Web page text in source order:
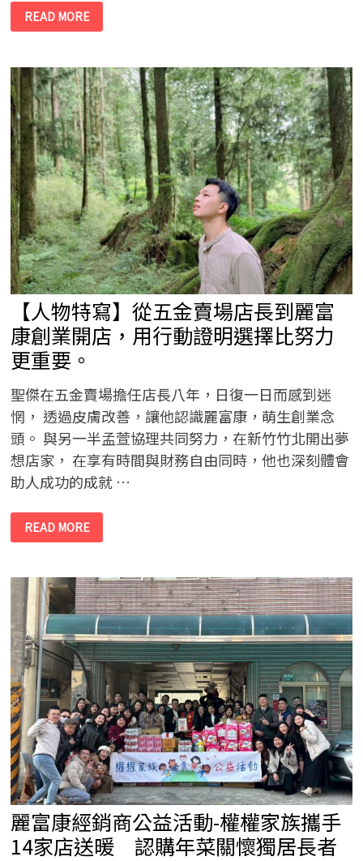
麗
富
康
商
公
益
活
動-
PESA
家
族
攜
手
慈
安
長
照
公
益
關
懷
用
陪
伴
寫
下
最
暖
的
一
天
READ MORE
【人物特寫】從五金賣場店長到麗富
康創業開店，用行動證明選擇比努力
更重要。
聖傑在五金賣場擔任店長八年，日復一日而感到迷
惘， 透過皮膚改善，讓他認識麗富康，萌生創業念
頭。 與另一半孟萱協理共同努力，在新竹竹北開出夢
想店家， 在享有時間與財務自由同時，他也深刻體會
助人成功的成就 …
【人
物
特
五
金
賣
場
店
長
到
麗
富
康
創
業
開
店，
用
行
動
證
明
選
擇
比
努
力
更
READ MORE
麗富康經銷商公益活動-權權家族攜手
14家店送暖 認購年菜關懷獨居長者